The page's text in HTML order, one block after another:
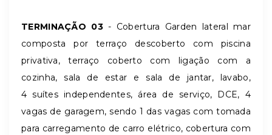
TERMINAÇÃO 03- Cobertura Garden lateral mar
composta por terraço descoberto com piscina
privativa, terraço coberto com ligação com a
cozinha, sala de estar e sala de jantar, lavabo,
4 suítes independentes, área de serviço, DCE, 4
vagas de garagem,sendo 1 das vagas com tomada
para carregamento de carro elétrico, cobertura com